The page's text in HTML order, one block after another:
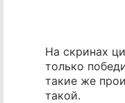
На скринах
только
такие же
такой.